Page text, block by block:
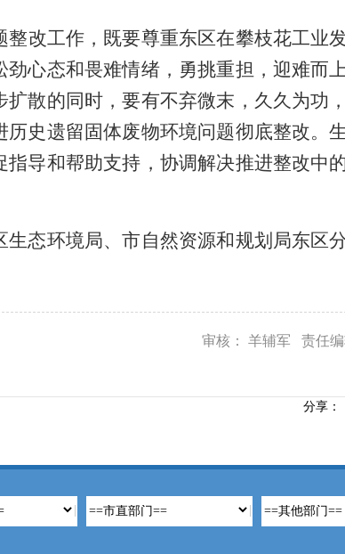
改工作，既要尊重东区在攀枝花工业
心态和畏难情绪，勇挑重担，迎难而
散的同时，要有不弃微末，久久为功
史遗留固体废物环境问题彻底整改。
导和帮助支持，协调解决推进整改中
态环境局、市自然资源和规划局东区
审核： 羊辅军 责任编
分享：